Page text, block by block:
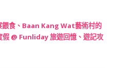
餵食、Baan Kang Wat藝術村的
假 @ Funliday 旅遊回憶、遊記攻